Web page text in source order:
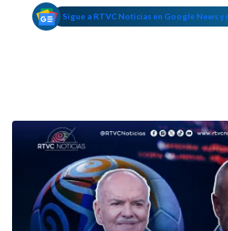
Sigue a RTVC Noticias en Google News